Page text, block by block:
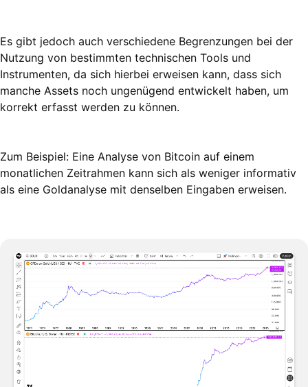
Es gibt jedoch auch verschiedene Begrenzungen bei der
Nutzung von bestimmten technischen Tools und
Instrumenten, da sich hierbei erweisen kann, dass sich
manche Assets noch ungenügend entwickelt haben, um
korrekt erfasst werden zu können.
Zum Beispiel: Eine Analyse von Bitcoin auf einem
monatlichen Zeitrahmen kann sich als weniger informativ
als eine Goldanalyse mit denselben Eingaben erweisen.